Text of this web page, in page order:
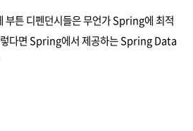
튼 디펜던시들은 무언가 Spring에 최적
렇다면 Spring에서 제공하는 Spring Data